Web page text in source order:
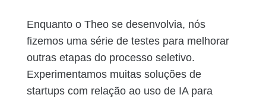
Enquanto o Theo se desenvolvia, nós
fizemos uma série de testes para melhorar
outras etapas do processo seletivo.
Experimentamos muitas soluções de
startups com relação ao uso de IA para